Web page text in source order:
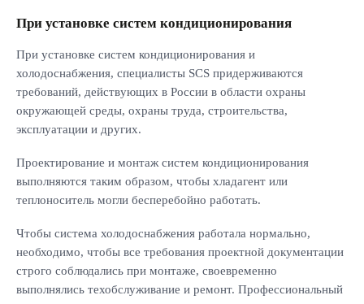
При установке систем кондиционирования
При установке систем кондиционирования и
холодоснабжения, специалисты SCS придерживаются
требований, действующих в России в области охраны
окружающей среды, охраны труда, строительства,
эксплуатации и других.
Проектирование и монтаж систем кондиционирования
выполняются таким образом, чтобы хладагент или
теплоноситель могли бесперебойно работать.
Чтобы система холодоснабжения работала нормально,
необходимо, чтобы все требования проектной документации
строго соблюдались при монтаже, своевременно
выполнялись техобслуживание и ремонт. Профессиональный